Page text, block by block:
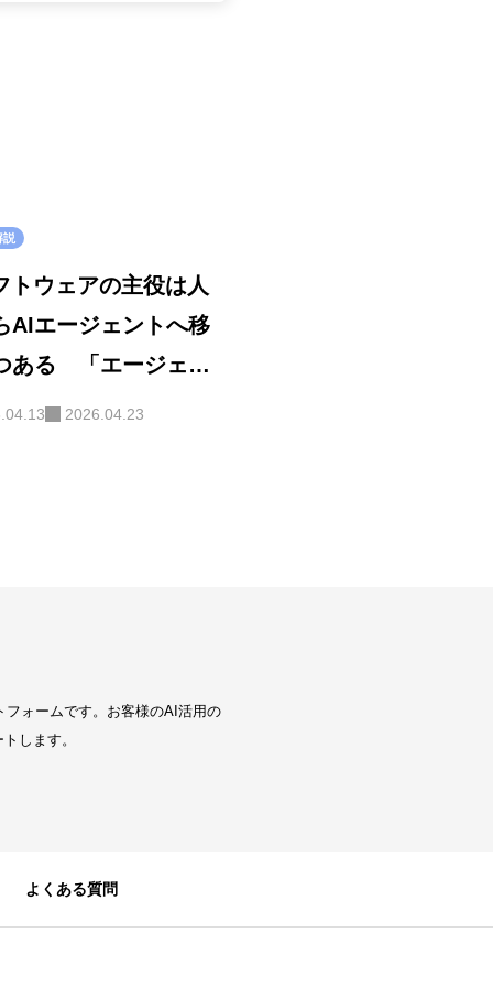
説
トウェアの主役は人
AIエージェントへ移
ある 「エージェン
ンターフェース」パ
2026.04.23
ォームです。お客様のAI活用の
します。
よくある質問